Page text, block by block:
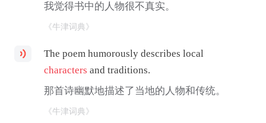
我觉得书中的人物很不真实。
《牛津词典》
The poem humorously describes local
characters and traditions.
那首诗幽默地描述了当地的人物和传统。
《牛津词典》